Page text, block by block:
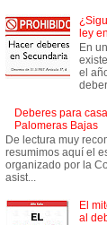
ley
En
el
Deberes para
Palomeras Bajas
De lectura muy
resumimos aquí el
organizado por la
asist...
El
al